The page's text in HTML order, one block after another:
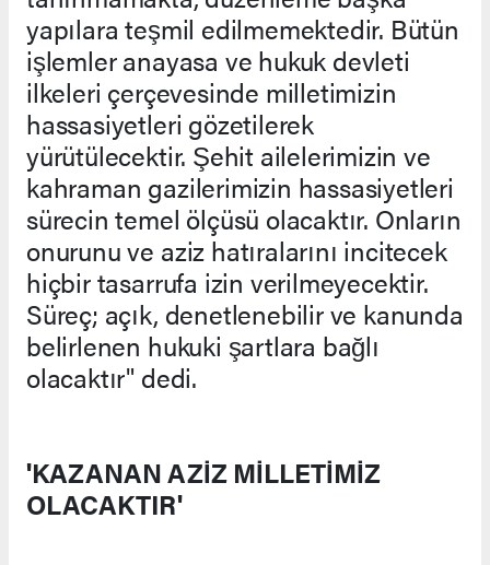
yapılara teşmil edilmemektedir. Bütün
işlemler anayasa ve hukuk devleti
ilkeleri çerçevesinde milletimizin
hassasiyetleri gözetilerek
yürütülecektir. Şehit ailelerimizin ve
kahraman gazilerimizin hassasiyetleri
sürecin temel ölçüsü olacaktır. Onların
onurunu ve aziz hatıralarını incitecek
hiçbir tasarrufa izin verilmeyecektir.
Süreç; açık, denetlenebilir ve kanunda
belirlenen hukuki şartlara bağlı
olacaktır" dedi.
'KAZANAN AZİZ MİLLETİMİZ
OLACAKTIR'